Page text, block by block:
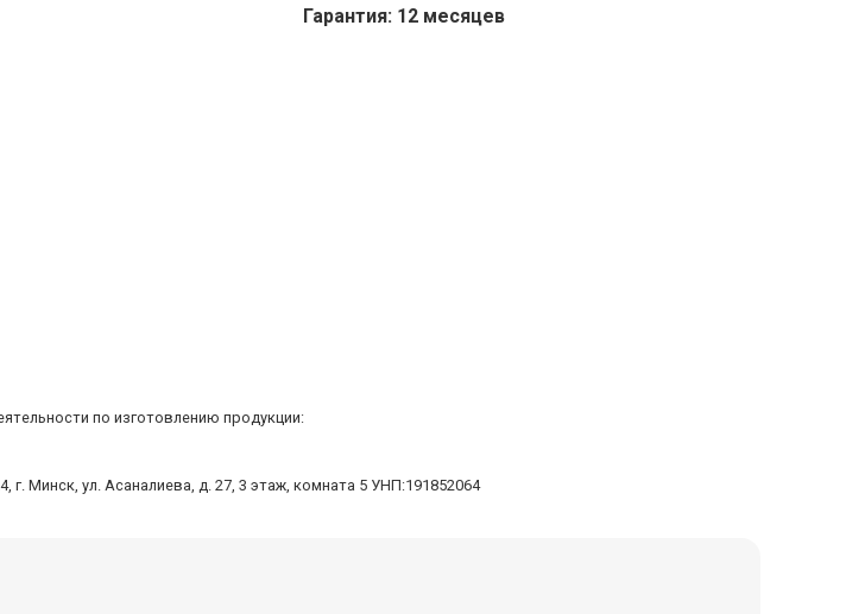
Гарантия: 12 месяцев
по изготовлению продукции:
Минск, ул. Асаналиева, д. 27, 3 этаж, комната 5 УНП:191852064